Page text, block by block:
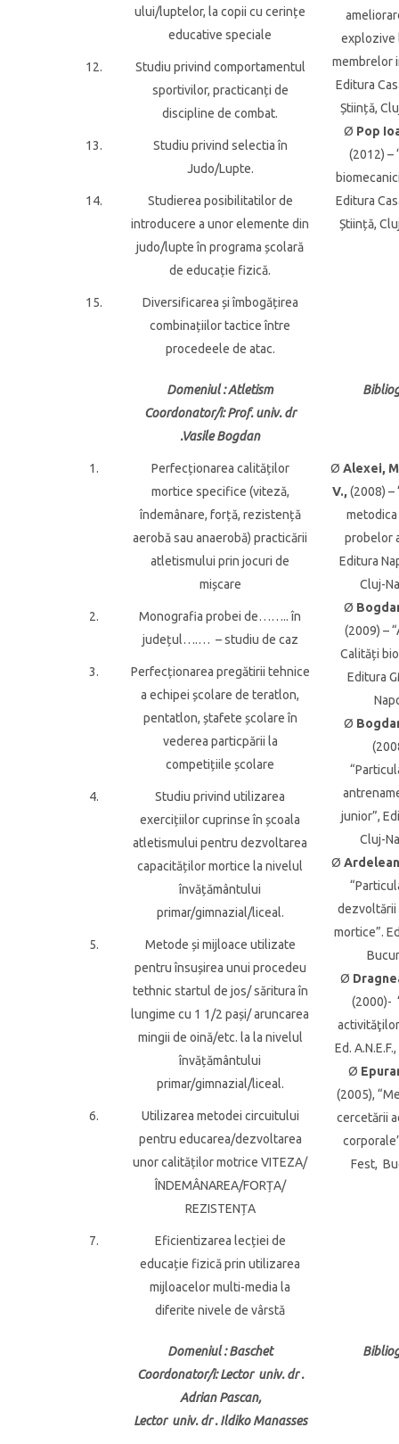
explozive
membrelor
Editura
Știință,
Ø Pop
(2012) –
Editura
Știință,
ului/luptelor, la copii cu cerințe
educative speciale
12.
Studiu privind comportamentul
sportivilor, practicanți de
discipline de combat.
13.
Studiu privind selectia în
Judo/Lupte.
14.
Studierea posibilitatilor de
introducere a unor elemente din
judo/lupte în programa școlară
de educație fizică.
15.
Diversificarea și îmbogățirea
combinațiilor tactice între
procedeele de atac.
Domeniul: Atletism
Coordonator/i: Prof. univ. dr
.Vasile Bogdan
1.
Perfecționarea calităților
mortice specifice (viteză,
îndemânare, forță, rezistență
aerobă sau anaerobă) practicării
atletismului prin jocuri de
mișcare
Ø Alexei,
V., (2008) –
probelor
Editura
Cluj-
Ø
(2009) –
Calități
Editura
Ø
junior”,
Cluj-
Ø
mortice”.
Ø
(2000)-
Ed.
Ø
(2005),
cercetării
Fest,
2.
Monografia probei de…….. în
județul….… – studiu de caz
3.
Perfecționarea pregătirii tehnice
a echipei școlare de teratlon,
pentatlon, ștafete școlare în
vederea particpării la
competițiile școlare
4.
Studiu privind utilizarea
exercițiilor cuprinse în școala
atletismului pentru dezvoltarea
capacităților mortice la nivelul
învățământului
primar/gimnazial/liceal.
5.
Metode și mijloace utilizate
pentru însușirea unui procedeu
tethnic startul de jos/ săritura în
lungime cu 1 1/2 pași/ aruncarea
mingii de oină/etc. la la nivelul
învățământului
primar/gimnazial/liceal.
6.
Utilizarea metodei circuitului
pentru educarea/dezvoltarea
unor calităților motrice VITEZA/
ÎNDEMÂNAREA/FORȚA/
REZISTENȚA
7.
Eficientizarea lecției de
educație fizică prin utilizarea
mijloacelor multi-media la
diferite nivele de vârstă
Domeniul: Baschet
Coordonator/i: Lector univ. dr .
Adrian Pascan,
Lector univ. dr . Ildiko Manasses